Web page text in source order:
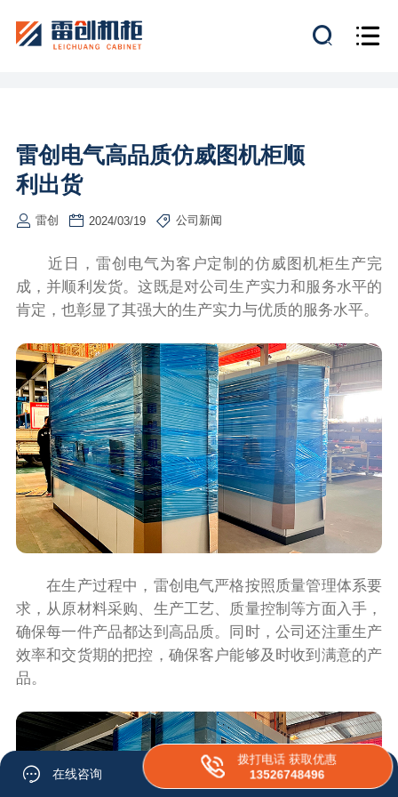
雷创电气高品质仿威图机柜顺
利出货
雷创 2024/03/19 公司新闻
近日，雷创电气为客户定制的仿威图机柜生产完
成，并顺利发货。这既是对公司生产实力和服务水平的
肯定，也彰显了其强大的生产实力与优质的服务水平。
在生产过程中，雷创电气严格按照质量管理体系要
求，从原材料采购、生产工艺、质量控制等方面入手，
确保每一件产品都达到高品质。同时，公司还注重生产
效率和交货期的把控，确保客户能够及时收到满意的产
品。
在线咨询
拨打电话 获取优惠
13526748496